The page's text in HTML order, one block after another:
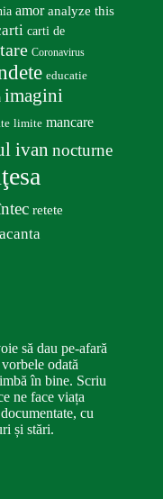
amor analyze this
carti de
Coronavirus
educatie
imagini
limite mancare
ivan nocturne
retete
să dau pe-afară
odată
în bine. Scriu
ne face viața
cu
și stări.